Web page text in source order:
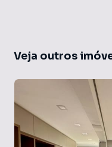
Veja outros